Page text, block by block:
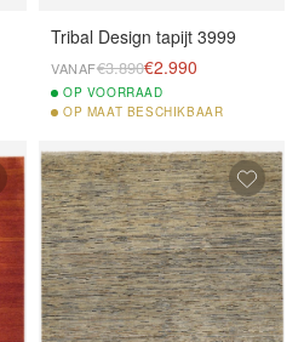
Tribal Design tapijt 3999
VANAF€3.890€2.990
OP VOORRAAD
OP MAAT BESCHIKBAAR